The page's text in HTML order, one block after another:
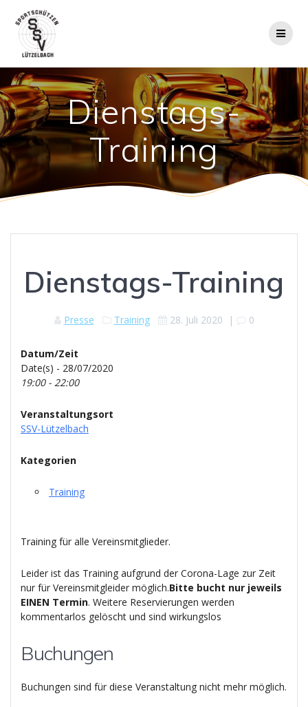
Dienstags-
Training
Dienstags-Training
Presse Training 28. Juli 2020 | 0
Datum/Zeit
Date(s) - 28/07/2020
19:00 - 22:00
Veranstaltungsort
SSV-Lützelbach
Kategorien
Training
Training für alle Vereinsmitglieder.
Leider ist das Training aufgrund der Corona-Lage zur Zeit
nur für Vereinsmitgleider möglich.Bitte bucht nur jeweils
EINEN Termin. Weitere Reservierungen werden
kommentarlos gelöscht und sind wirkungslos
Buchungen
Buchungen sind für diese Veranstaltung nicht mehr möglich.